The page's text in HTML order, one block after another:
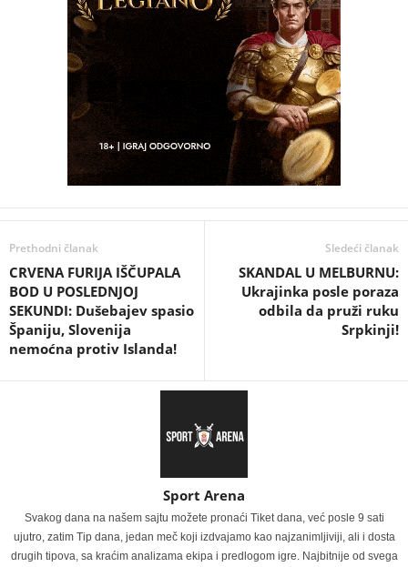
Prethodni članak
CRVENA FURIJA IŠČUPALA
BOD U POSLEDNJOJ
SEKUNDI: Dušebajev spasio
Španiju, Slovenija
nemoćna protiv Islanda!
Sledeći članak
SKANDAL U MELBURNU:
Ukrajinka posle poraza
odbila da pruži ruku
Srpkinji!
Sport Arena
Svakog dana na našem sajtu možete pronaći Tiket dana, već posle 9 sati
ujutro, zatim Tip dana, jedan meč koji izdvajamo kao najzanimljiviji, ali i dosta
drugih tipova, sa kraćim analizama ekipa i predlogom igre. Najbitnije od svega